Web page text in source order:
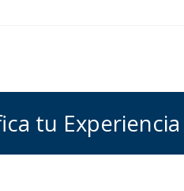
tu Experiencia